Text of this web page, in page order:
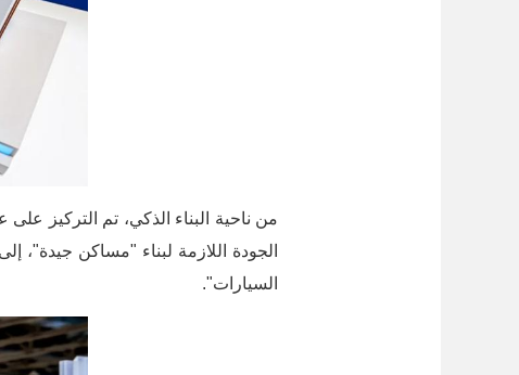
الجودة اللازمة لبناء "مساكن جيدة"،
السيارات".